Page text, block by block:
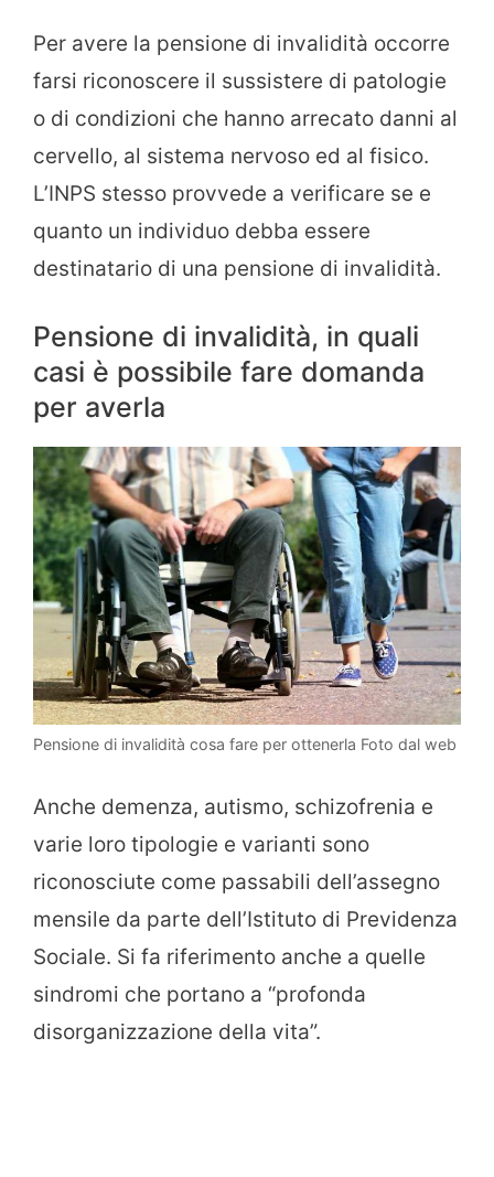
Per avere la pensione di invalidità occorre
farsi riconoscere il sussistere di patologie
o di condizioni che hanno arrecato danni al
cervello, al sistema nervoso ed al fisico.
L’INPS stesso provvede a verificare se e
quanto un individuo debba essere
destinatario di una pensione di invalidità.
Pensione di invalidità, in quali
casi è possibile fare domanda
per averla
Pensione di invalidità cosa fare per ottenerla Foto dal web
Anche demenza, autismo, schizofrenia e
varie loro tipologie e varianti sono
riconosciute come passabili dell’assegno
mensile da parte dell’Istituto di Previdenza
Sociale. Si fa riferimento anche a quelle
sindromi che portano a “profonda
disorganizzazione della vita”.